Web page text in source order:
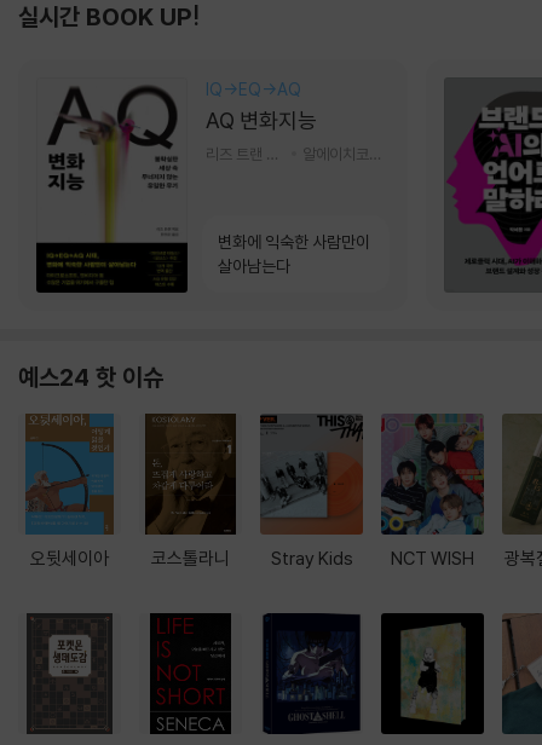
실시간 BOOK UP!
IQ→EQ→AQ
AQ 변화지능
변화에 익숙한 사람만이
살아남는다
예스24 핫 이슈
오뒷세이아 코스톨라니 Stray Kids NCT WISH 광복